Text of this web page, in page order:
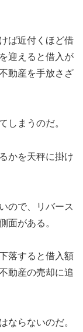
ば近付くほど借
迎えると借入が
動産を手放さざ
しまうのだ。
かを天秤に掛け
ので、リバース
面がある。
落すると借入額
動産の売却に追
ならないのだ。